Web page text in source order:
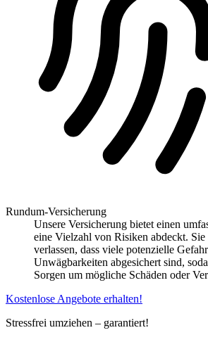
Rundum-Versicherung
Unsere Versicherung bietet einen
eine Vielzahl von Risiken abdeckt.
verlassen, dass viele potenzielle
Unwägbarkeiten abgesichert sind,
Sorgen um mögliche Schäden oder
Kostenlose Angebote erhalten!
Stressfrei umziehen – garantiert!